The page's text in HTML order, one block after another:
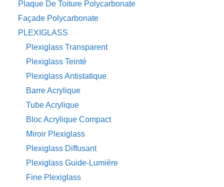
Plaque De Toiture Polycarbonate
Façade Polycarbonate
PLEXIGLASS
Plexiglass Transparent
Plexiglass Teinté
Plexiglass Antistatique
Barre Acrylique
Tube Acrylique
Bloc Acrylique Compact
Miroir Plexiglass
Plexiglass Diffusant
Plexiglass Guide-Lumière
Fine Plexiglass